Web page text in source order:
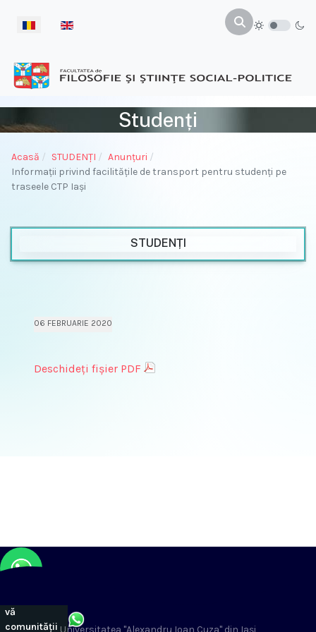
Selectați limba dvs
Studenți
Acasă STUDENŢI
Anunțuri
Informații privind facilitățile de transport pentru studenți pe
traseele CTP Iași
06 FEBRUARIE 2020
Deschideți fișier PDF
STUDENȚI
vă
comunității